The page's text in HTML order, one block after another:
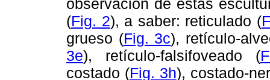
observación de estas
(Fig. 2), a saber: reticulado (
grueso (Fig. 3c), retículo-
3e), retículo-falsifoveado (
costado (Fig. 3h), costado-